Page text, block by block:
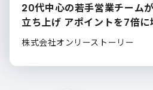
20代中心の若手営業チーム
立ち上げ アポイントを7倍
株式会社オンリーストーリー